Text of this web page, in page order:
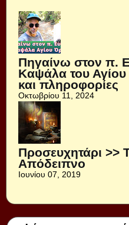
Πηγαίνω στον π.
Καψάλα του
και πληροφορίες
Οκτωβρίου 11, 2024
Προσευχητάρι >>
Απόδειπνο
Ιουνίου 07, 2019